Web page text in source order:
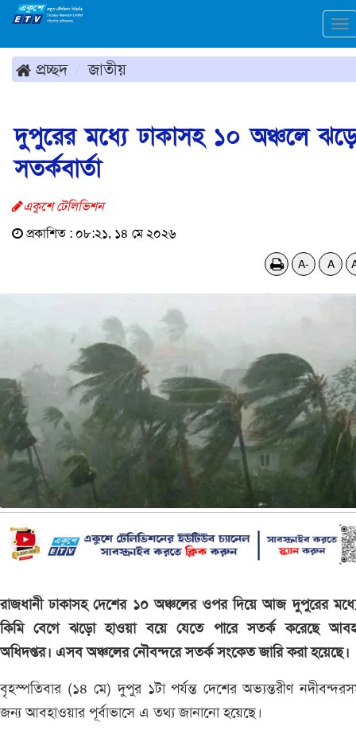
প্রচ্ছদ জাতীয়
দুপুরের মধ্যে ঢাকাসহ ১০ অঞ্চলে
সতর্কবার্তা
একুশে টেলিভিশন
প্রকাশিত : ০৮:২১, ১৪ মে ২০২৬
A- A
রাজধানী ঢাকাসহ দেশের ১০ অঞ্চলের ওপর দিয়ে আজ দুপুরের
কিমি বেগে ঝড়ো হাওয়া বয়ে যেতে পারে সতর্ক করেছে
অধিদপ্তর। এসব অঞ্চলের নৌবন্দরে সতর্ক সংকেত জারি করা হয়েছে।
বৃহস্পতিবার (১৪ মে) দুপুর ১টা পর্যন্ত দেশের অভ্যন্তরীণ
জন্য আবহাওয়ার পূর্বাভাসে এ তথ্য জানানো হয়েছে।